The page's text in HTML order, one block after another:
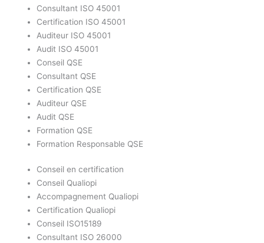
Consultant ISO 45001
Certification ISO 45001
Auditeur ISO 45001
Audit ISO 45001
Conseil QSE
Consultant QSE
Certification QSE
Auditeur QSE
Audit QSE
Formation QSE
Formation Responsable QSE
Conseil en certification
Conseil Qualiopi
Accompagnement Qualiopi
Certification Qualiopi
Conseil ISO15189
Consultant ISO 26000